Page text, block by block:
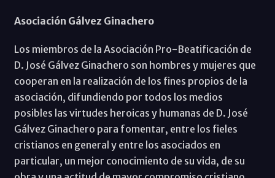
Asociación Gálvez Ginachero
Los miembros de la Asociación Pro-Beatificación de
D. José Gálvez Ginachero son hombres y mujeres que
cooperan en la realización de los fines propios de la
asociación, difundiendo por todos los medios
posibles las virtudes heroicas y humanas de D. José
Gálvez Ginachero para fomentar, entre los fieles
cristianos en general y entre los asociados en
particular, un mejor conocimiento de su vida, de su